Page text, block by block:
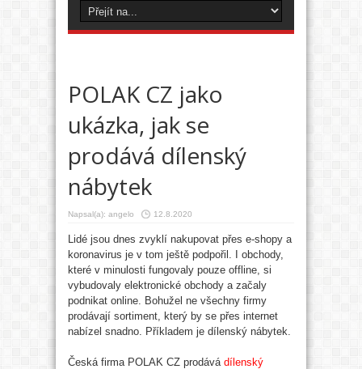
POLAK CZ jako
ukázka, jak se
prodává dílenský
nábytek
Napsal(a): angelo 12.8.2020
Lidé jsou dnes zvyklí nakupovat přes e-shopy a
koronavirus je v tom ještě podpořil. I obchody,
které v minulosti fungovaly pouze offline, si
vybudovaly elektronické obchody a začaly
podnikat online. Bohužel ne všechny firmy
prodávají sortiment, který by se přes internet
nabízel snadno. Příkladem je dílenský nábytek.
Česká firma POLAK CZ prodává dílenský